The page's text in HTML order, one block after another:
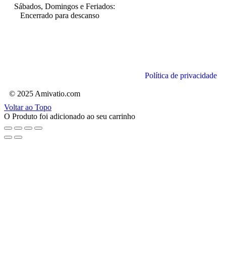
Sábados, Domingos e Feriados:
Encerrado para descanso
Política de privacidade
© 2025 Amivatio.com
Voltar ao Topo
O Produto foi adicionado ao seu carrinho